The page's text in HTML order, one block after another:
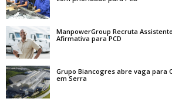
ManpowerGroup Recruta
Afirmativa para PCD
Grupo Biancogres abre vaga para
em Serra